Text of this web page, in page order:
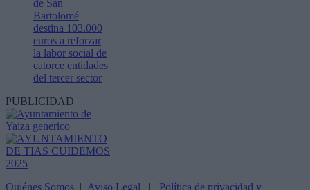
de San
Bartolomé
destina 103.000
euros a reforzar
la labor social de
catorce entidades
del tercer sector
PUBLICIDAD
Quiénes Somos | Aviso Legal | Política de privacidad y